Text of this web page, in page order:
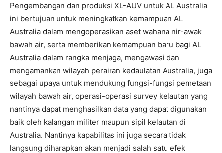
Pengembangan dan produksi XL-AUV untuk AL Australia
ini bertujuan untuk meningkatkan kemampuan AL
Australia dalam mengoperasikan aset wahana nir-awak
bawah air, serta memberikan kemampuan baru bagi AL
Australia dalam rangka menjaga, mengawasi dan
mengamankan wilayah perairan kedaulatan Australia, juga
sebagai upaya untuk mendukung fungsi-fungsi pemetaan
wilayah bawah air, operasi-operasi survey kelautan yang
nantinya dapat menghasilkan data yang dapat digunakan
baik oleh kalangan militer maupun sipil kelautan di
Australia. Nantinya kapabilitas ini juga secara tidak
langsung diharapkan akan menjadi salah satu efek